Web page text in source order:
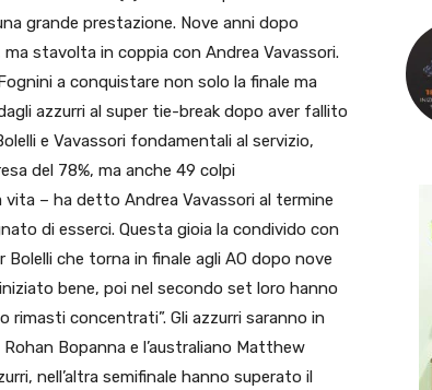
grande prestazione. Nove anni dopo
stavolta in coppia con Andrea Vavassori.
a conquistare non solo la finale ma
azzurri al super tie-break dopo aver fallito
e Vavassori fondamentali al servizio,
del 78%, ma anche 49 colpi
– ha detto Andrea Vavassori al termine
di esserci. Questa gioia la condivido con
che torna in finale agli AO dopo nove
bene, poi nel secondo set loro hanno
rimasti concentrati”. Gli azzurri saranno in
Bopanna e l’australiano Matthew
nell’altra semifinale hanno superato il